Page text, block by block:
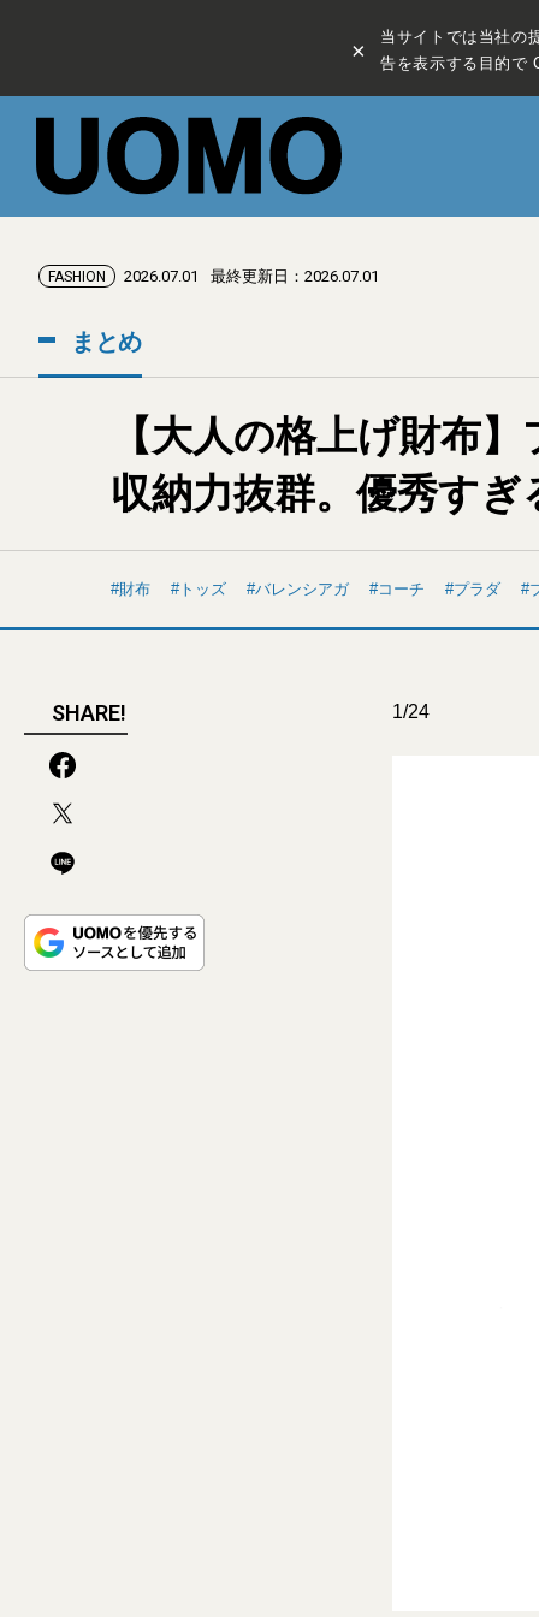
×
当サイトでは当社の
告を表示する目的で
FASHION 2026.07.01 最終更新日：2026.07.01
まとめ
【大人の格上げ財布
収納力抜群。優秀す
財布 トッズ バレンシアガ コーチ プラダ
SHARE! 1/24